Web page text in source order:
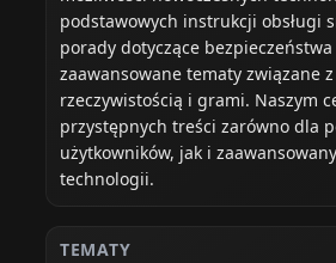
podstawowych instrukcji obsługi
porady dotyczące
zaawansowane tematy związane
rzeczywistością i grami. Naszym
przystępnych treści zarówno dla
użytkowników, jak i
technologii.
TEMATY